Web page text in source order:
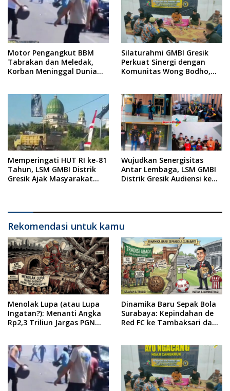
Motor Pengangkut BBM
Tabrakan dan Meledak,
Korban Meninggal Dunia
Silaturahmi GMBI Gresik
Perkuat Sinergi dengan
Komunitas Wong Bodho,
Menjelang Acara Sunatan
Massal dan Santunan Anak
Yatim
Memperingati HUT RI ke-81
Tahun, LSM GMBI Distrik
Gresik Ajak Masyarakat
Wujudkan Senergisitas
Antar Lembaga, LSM GMBI
Distrik Gresik Audiensi ke
Yatim Piatu
Rekomendasi untuk kamu
Menolak Lupa (atau Lupa
Ingatan?): Menanti Angka
Rp2,3 Triliun Jargas PGN
Dinamika Baru Sepak Bola
Surabaya: Kepindahan de
Red FC ke Tambaksari dan